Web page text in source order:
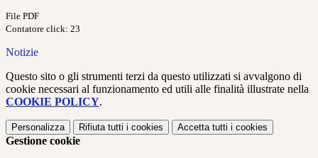
File PDF
Contatore click: 23
Notizie
Questo sito o gli strumenti terzi da questo utilizzati si avvalgono di
cookie necessari al funzionamento ed utili alle finalità illustrate nella
COOKIE POLICY.
Personalizza Rifiuta tutti i cookies Accetta tutti i cookies
Gestione cookie